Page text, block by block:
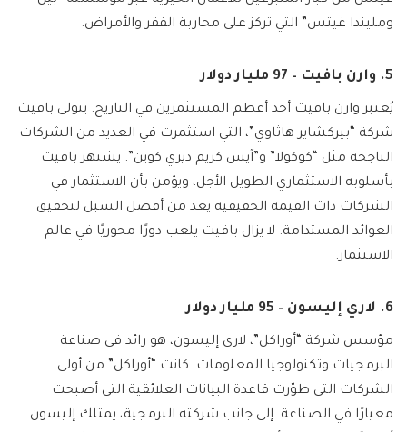
ومليندا غيتس” التي تركز على محاربة الفقر والأمراض.
5. وارن بافيت – 97 مليار دولار
يُعتبر وارن بافيت أحد أعظم المستثمرين في التاريخ. يتولى بافيت
شركة “بيركشاير هاثاوي”، التي استثمرت في العديد من الشركات
الناجحة مثل “كوكولا” و”آيس كريم ديري كوين”. يشتهر بافيت
بأسلوبه الاستثماري الطويل الأجل، ويؤمن بأن الاستثمار في
الشركات ذات القيمة الحقيقية يعد من أفضل السبل لتحقيق
العوائد المستدامة. لا يزال بافيت يلعب دورًا محوريًا في عالم
الاستثمار.
6. لاري إليسون – 95 مليار دولار
مؤسس شركة “أوراكل”، لاري إليسون، هو رائد في صناعة
البرمجيات وتكنولوجيا المعلومات. كانت “أوراكل” من أولى
الشركات التي طوّرت قاعدة البيانات العلائقية التي أصبحت
معيارًا في الصناعة. إلى جانب شركته البرمجية، يمتلك إليسون